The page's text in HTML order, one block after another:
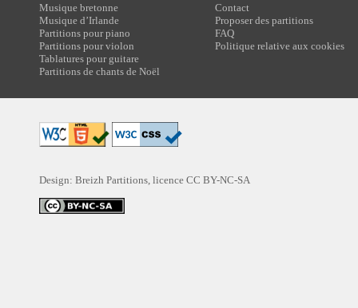
Musique bretonne
Musique d’Irlande
Partitions pour piano
Partitions pour violon
Tablatures pour guitare
Partitions de chants de Noël
Contact
Proposer des partitions
FAQ
Politique relative aux cookies
Design: Breizh Partitions, licence CC BY-NC-SA